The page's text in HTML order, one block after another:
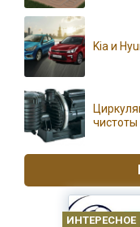
Kia и
чистоты
ИНТЕРЕСНОЕ